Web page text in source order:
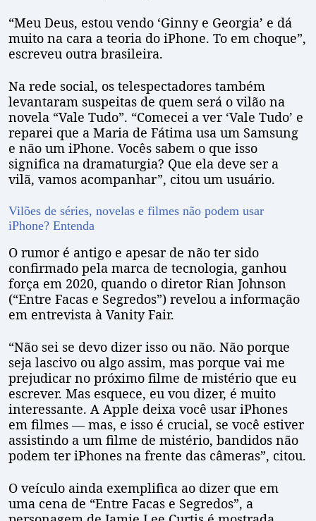
“Meu Deus, estou vendo ‘Ginny e Georgia’ e dá
muito na cara a teoria do iPhone. To em choque”,
escreveu outra brasileira.
Na rede social, os telespectadores também
levantaram suspeitas de quem será o vilão na
novela “Vale Tudo”. “Comecei a ver ‘Vale Tudo’ e
reparei que a Maria de Fátima usa um Samsung
e não um iPhone. Vocês sabem o que isso
significa na dramaturgia? Que ela deve ser a
vilã, vamos acompanhar”, citou um usuário.
Vilões de séries, novelas e filmes não podem usar
iPhone? Entenda
O rumor é antigo e apesar de não ter sido
confirmado pela marca de tecnologia, ganhou
força em 2020, quando o diretor Rian Johnson
(“Entre Facas e Segredos”) revelou a informação
em entrevista à Vanity Fair.
“Não sei se devo dizer isso ou não. Não porque
seja lascivo ou algo assim, mas porque vai me
prejudicar no próximo filme de mistério que eu
escrever. Mas esquece, eu vou dizer, é muito
interessante. A Apple deixa você usar iPhones
em filmes — mas, e isso é crucial, se você estiver
assistindo a um filme de mistério, bandidos não
podem ter iPhones na frente das câmeras”, citou.
O veículo ainda exemplifica ao dizer que em
uma cena de “Entre Facas e Segredos”, a